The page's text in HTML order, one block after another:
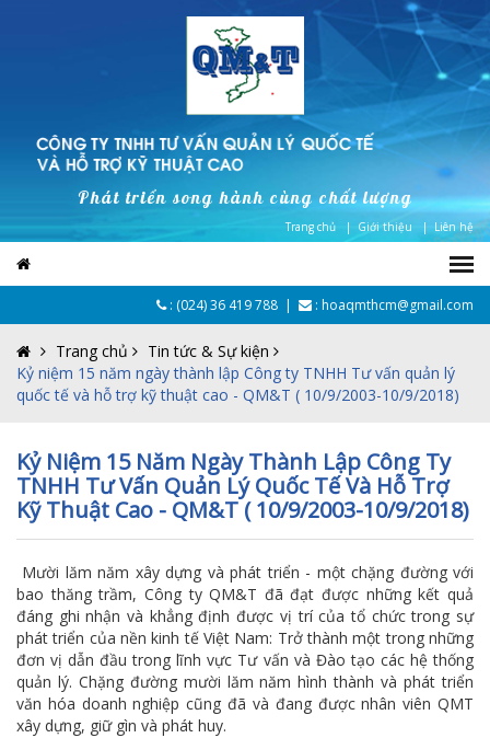
Phát triển song hành cùng chất lượng
Trang chủ | Giới thiệu | Liên hệ
: (024) 36 419 788 | : hoaqmthcm@gmail.com
Trang chủ
Tin tức & Sự kiện
Kỷ niệm 15 năm ngày thành lập Công ty TNHH Tư vấn quản lý
quốc tế và hỗ trợ kỹ thuật cao - QM&T ( 10/9/2003-10/9/2018)
Kỷ Niệm 15 Năm Ngày Thành Lập Công Ty
TNHH Tư Vấn Quản Lý Quốc Tế Và Hỗ Trợ
Kỹ Thuật Cao - QM&T ( 10/9/2003-10/9/2018)
Mười lăm năm xây dựng và phát triển - một chặng đường với
bao thăng trầm, Công ty QM&T đã đạt được những kết quả
đáng ghi nhận và khẳng định được vị trí của tổ chức trong sự
phát triển của nền kinh tế Việt Nam: Trở thành một trong những
đơn vị dẫn đầu trong lĩnh vực Tư vấn và Đào tạo các hệ thống
quản lý. Chặng đường mười lăm năm hình thành và phát triển
văn hóa doanh nghiệp cũng đã và đang được nhân viên QMT
xây dựng, giữ gìn và phát huy.